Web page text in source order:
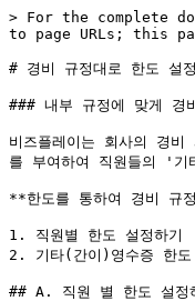
> For the complete
to page URLs; this
# 경비 규정대로 한도 설
### 내부 규정에 맞게 경
비즈플레이는 회사의 경
를 부여하여 직원들의 '기
**한도를 통하여 경비 규
1. 직원별 한도 설정하기
2. 기타(간이)영수증 한도
## A. 직원 별 한도 설정